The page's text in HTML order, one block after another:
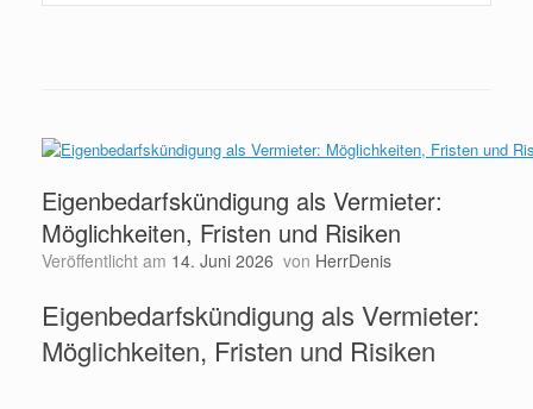
Eigenbedarfskündigung als Vermieter:
Möglichkeiten, Fristen und Risiken
Veröffentlicht am 14. Juni 2026 von HerrDenis
Eigenbedarfskündigung als Vermieter:
Möglichkeiten, Fristen und Risiken